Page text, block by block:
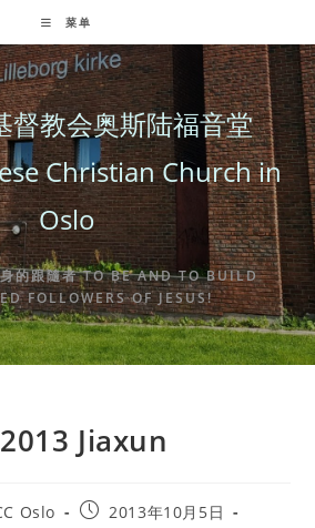
菜单
督教会奥斯陆福音堂
Christian Church in
Oslo
的跟隨者 TO BE AND TO BUILD
FOLLOWERS OF JESUS!
Jiaxun
Oslo
Post2013年10月5日